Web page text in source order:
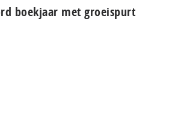
boekjaar met groeispurt